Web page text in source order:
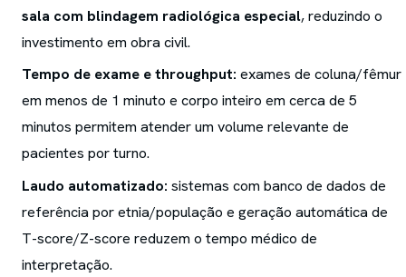
sala com blindagem radiológica especial, reduzindo o
investimento em obra civil.
Tempo de exame e throughput: exames de coluna/fêmur
em menos de 1 minuto e corpo inteiro em cerca de 5
minutos permitem atender um volume relevante de
pacientes por turno.
Laudo automatizado: sistemas com banco de dados de
referência por etnia/população e geração automática de
T-score/Z-score reduzem o tempo médico de
interpretação.